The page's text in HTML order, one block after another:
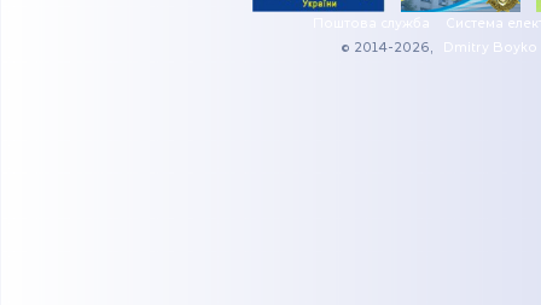
Поштова служба
Система
© 2014-2026,
Dmitry Boyko